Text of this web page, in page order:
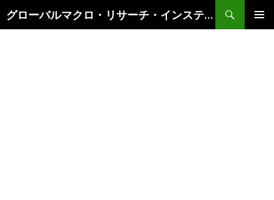
グローバルマクロ・リサーチ・インスティテュート
索